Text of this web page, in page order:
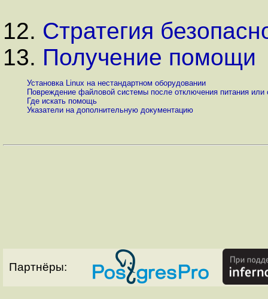
12. Стратегия
13. Получение помощи
Установка Linux на нестандартном оборудовании
Повреждение файловой системы после отключения питания или
Где искать помощь
Указатели на дополнительную документацию
Партнёры: